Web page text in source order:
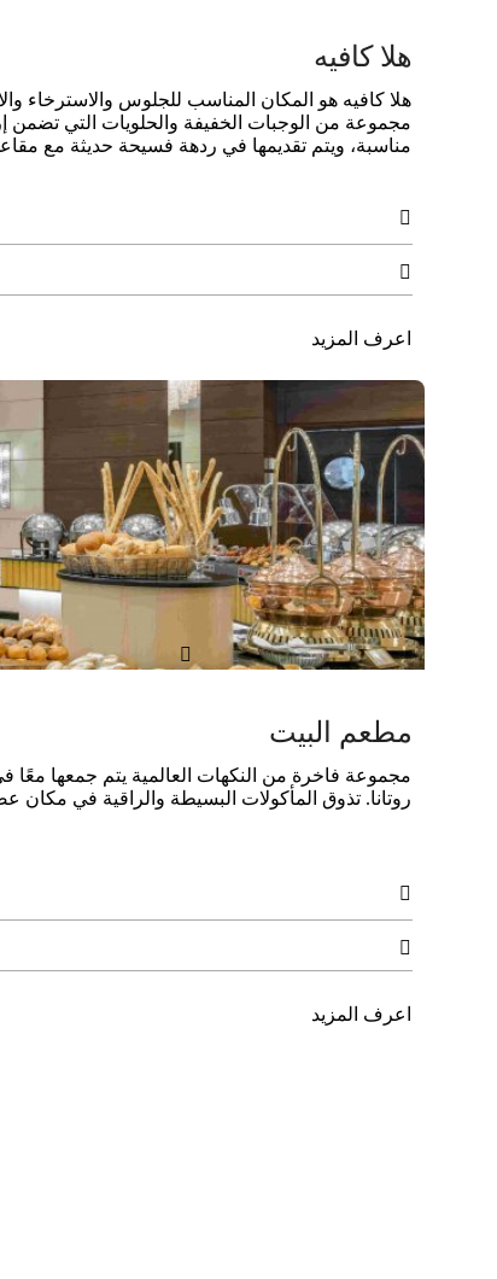
هلا كافيه
هلا كافيه هو المكان المناسب للجلوس والاسترخاء
مجموعة من الوجبات الخفيفة والحلويات التي تضمن
مناسبة، ويتم تقديمها في ردهة فسيحة حديثة مع


اعرف المزيد

مطعم البيت
روتانا. تذوق المأكولات البسيطة والراقية في مكان


اعرف المزيد